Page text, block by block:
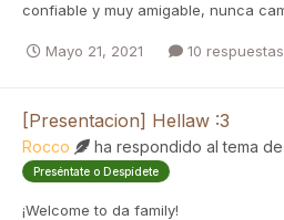
confiable y muy amigable, nunca
Mayo 21, 2021 10 respuestas
[Presentacion] Hellaw :3
Rocco ha respondido al tema de
Preséntate o Despídete
¡Welcome to da family!